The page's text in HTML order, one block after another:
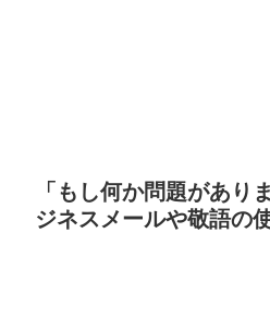
「もし何か問題があり
ジネスメールや敬語の